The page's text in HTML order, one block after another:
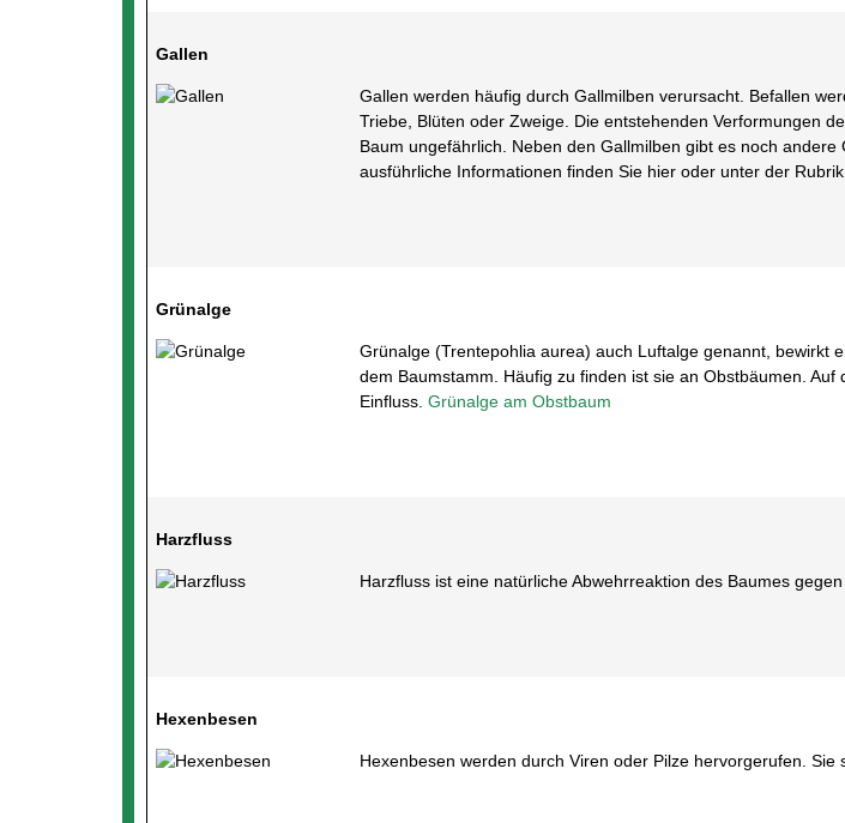
Gallen
Gallen werden häufig durch Gallmilben verursacht. Befallen
Triebe, Blüten oder Zweige. Die entstehenden Verformungen
Baum ungefährlich. Neben den Gallmilben gibt es noch
ausführliche Informationen finden Sie hier oder unter der Rubrik
Grünalge
Grünalge (Trentepohlia aurea) auch Luftalge genannt, bewirkt
dem Baumstamm. Häufig zu finden ist sie an Obstbäumen.
Einfluss. Grünalge am Obstbaum
Harzfluss
Harzfluss ist eine natürliche Abwehrreaktion des Baumes gegen
Hexenbesen
Hexenbesen werden durch Viren oder Pilze hervorgerufen. Sie